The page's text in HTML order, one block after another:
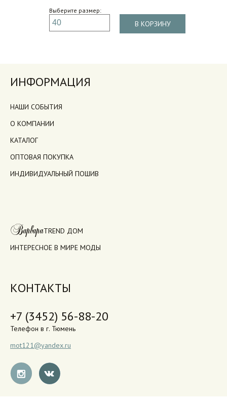
Выберите размер:
В КОРЗИНУ
ИНФОРМАЦИЯ
НАШИ СОБЫТИЯ
О КОМПАНИИ
КАТАЛОГ
ОПТОВАЯ ПОКУПКА
ИНДИВИДУАЛЬНЫЙ ПОШИВ
ВарвараTREND ДОМ
ИНТЕРЕСНОЕ В МИРЕ МОДЫ
КОНТАКТЫ
+7 (3452) 56-88-20
Телефон в г. Тюмень
mot121@yandex.ru